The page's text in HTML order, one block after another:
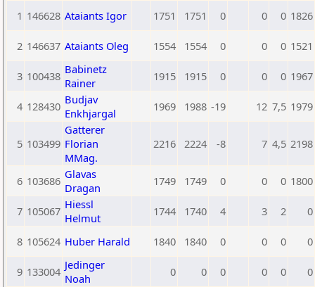
1 146628 Ataiants Igor 1751 1751 0 0 0 1826
2 146637 Ataiants Oleg 1554 1554 0 0 0 1521
3 100438 Babinetz
Rainer
1915 1915 0 0 0 1967
4 128430 Budjav
Enkhjargal
1969 1988 -19 12 7,5 1979
5 103499
Gatterer
Florian
MMag.
2216 2224 -8 7 4,5 2198
6 103686 Glavas
Dragan
1749 1749 0 0 0 1800
7 105067 Hiessl
Helmut
1744 1740 4 3 2 0
8 105624 Huber Harald 1840 1840 0 0 0 0
9 133004 Jedinger
Noah
0 0 0 0 0 0